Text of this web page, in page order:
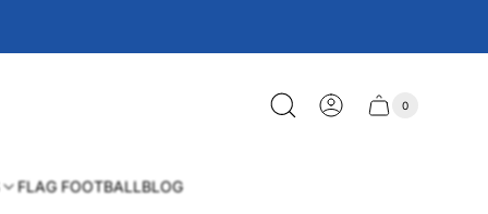
Schublade
Anzahl
0
FLAG FOOTBALLBLOG